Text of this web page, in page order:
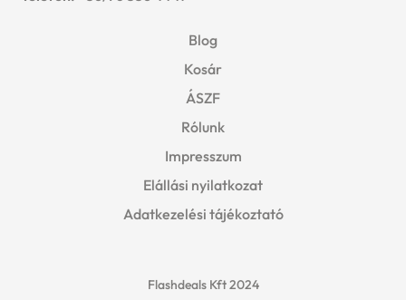
Blog
Kosár
ÁSZF
Rólunk
Impresszum
Elállási nyilatkozat
Adatkezelési tájékoztató
Flashdeals Kft 2024